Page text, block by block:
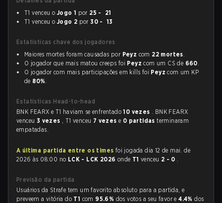
T1 venceu o Jogo 1 por 25 - 21
T1 venceu o Jogo 2 por30 - 13
Estatísticas chave dos jogadores
Maiores mortes foram causadas por Peyz com 22 mortes.
O jogador que mais matou creeps foi Peyz com um CS de 660.
O jogador com mais participações em kills foi Peyz com um KP
de 80%.
Estatísticas Head-to-head
BNK FEARX e T1 haviam se enfrentado10 vezes . BNK FEARX
venceu 3 vezes , T1 venceu 7 vezese 0 partidasterminaram
empatadas.
A última partida entre os times foi jogada dia 12 de mai. de
2026 às 08:00 no LCK - LCK 2026 onde T1venceu 2 - 0 .
Previsão da partida
Usuários da Strafe tem um favorito absoluto para a partida, e
preveem a vitória do T1 com 95.6% dos votos a seu favor e4.4%dos